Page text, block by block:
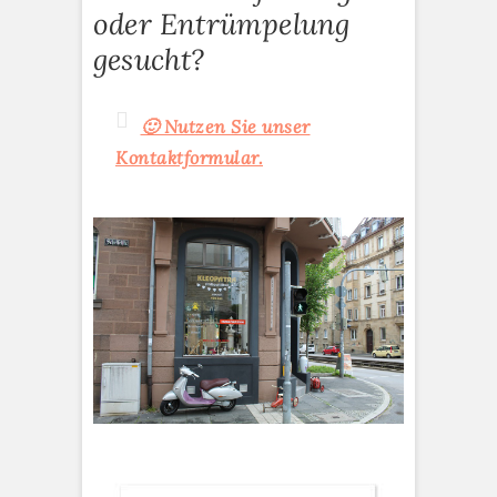
oder Entrümpelung
gesucht?
🙂 Nutzen Sie unser
Kontaktformular.